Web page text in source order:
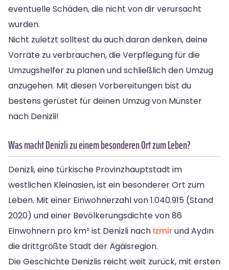
eventuelle Schäden, die nicht von dir verursacht
wurden.
Nicht zuletzt solltest du auch daran denken, deine
Vorräte zu verbrauchen, die Verpflegung für die
Umzugshelfer zu planen und schließlich den Umzug
anzugehen. Mit diesen Vorbereitungen bist du
bestens gerüstet für deinen Umzug von Münster
nach Denizli!
Was macht Denizli zu einem besonderen Ort zum Leben?
Denizli, eine türkische Provinzhauptstadt im
westlichen Kleinasien, ist ein besonderer Ort zum
Leben. Mit einer Einwohnerzahl von 1.040.915 (Stand
2020) und einer Bevölkerungsdichte von 86
Einwohnern pro km² ist Denizli nach Izmirund Aydın
die drittgrößte Stadt der Ägäisregion.
Die Geschichte Denizlis reicht weit zurück, mit ersten